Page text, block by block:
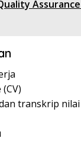
transkrip nilai